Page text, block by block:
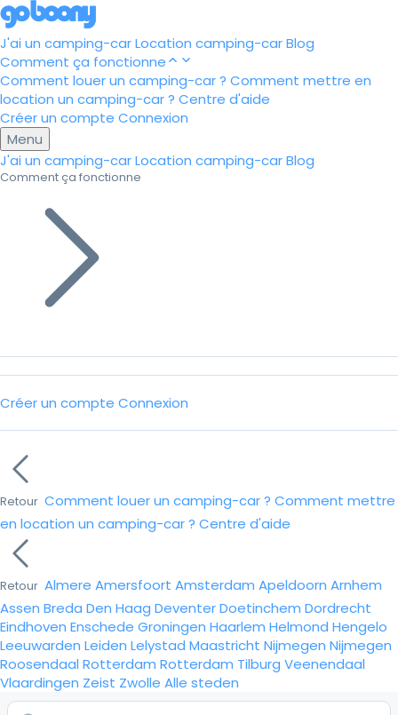
J'ai un camping-carLocation camping-carBlog
Comment ça fonctionne
Comment louer un camping-car ? Comment mettre en
location un camping-car ? Centre d'aide
Créer un compte Connexion
Menu
J'ai un camping-carLocation camping-carBlog
Comment ça fonctionne
Créer un compte Connexion
Retour Comment louer un camping-car ? Comment mettre
en location un camping-car ? Centre d'aide
Retour Almere Amersfoort Amsterdam Apeldoorn Arnhem
Assen Breda Den Haag DeventerDoetinchem Dordrecht
Eindhoven Enschede Groningen Haarlem Helmond Hengelo
Leeuwarden Leiden Lelystad Maastricht Nijmegen Nijmegen
Roosendaal Rotterdam Rotterdam Tilburg Veenendaal
Vlaardingen Zeist Zwolle Alle steden